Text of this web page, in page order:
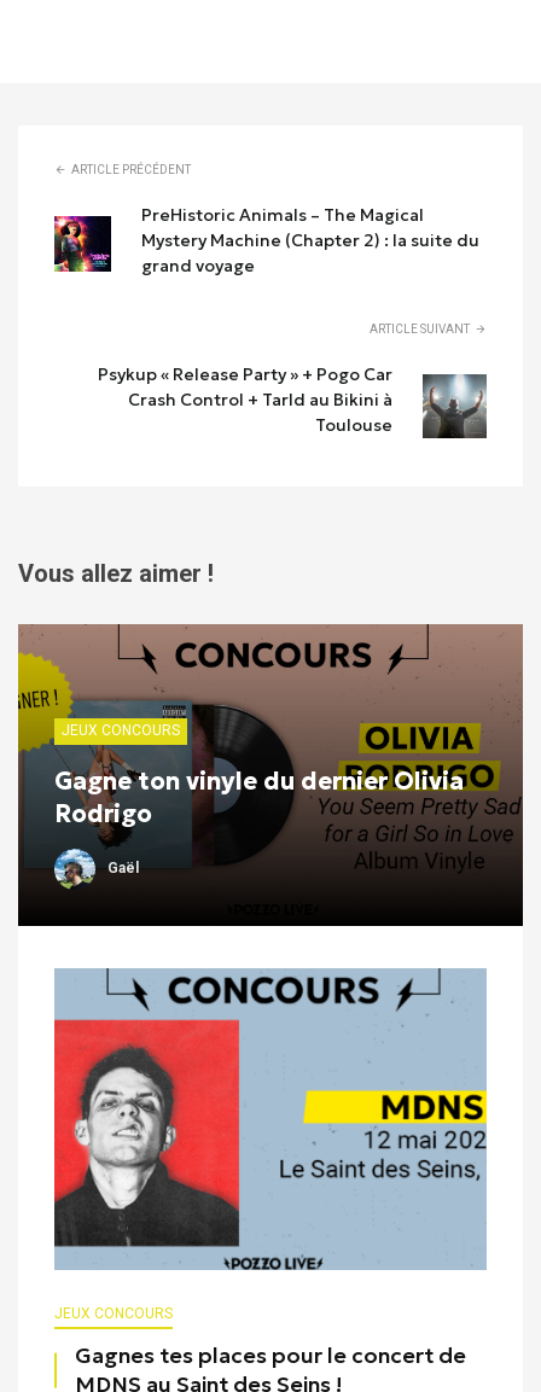
ARTICLE PRÉCÉDENT
PreHistoric Animals – The Magical
Mystery Machine (Chapter 2) : la suite du
grand voyage
ARTICLE SUIVANT
Psykup « Release Party » + Pogo Car
Crash Control + Tarld au Bikini à
Toulouse
Vous allez aimer !
JEUX CONCOURS
Gagne ton vinyle du dernier Olivia
Rodrigo
Gaël
JEUX CONCOURS
Gagnes tes places pour le concert de
MDNS au Saint des Seins !